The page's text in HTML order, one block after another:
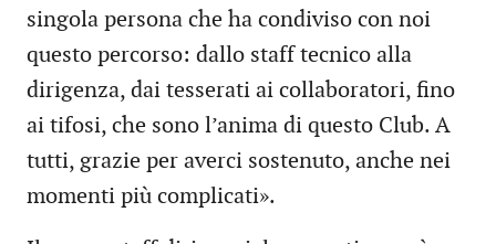
singola persona che ha condiviso con noi
questo percorso: dallo staff tecnico alla
dirigenza, dai tesserati ai collaboratori, fino
ai tifosi, che sono l’anima di questo Club. A
tutti, grazie per averci sostenuto, anche nei
momenti più complicati».